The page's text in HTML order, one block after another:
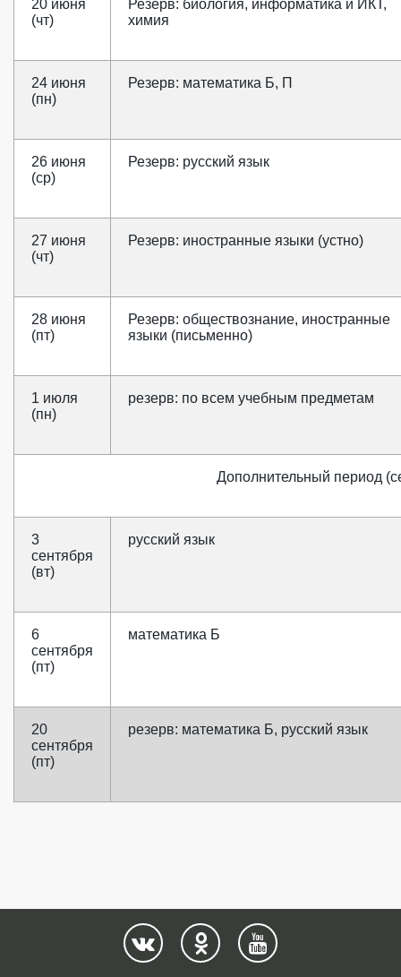
20 июня
(чт)
Резерв: биология, информатика и ИКТ,
химия
24 июня
(пн)
Резерв: математика Б, П
26 июня
(ср)
Резерв: русский язык
27 июня
(чт)
Резерв: иностранные языки (устно)
28 июня
(пт)
Резерв: обществознание, иностранные
языки (письменно)
1 июля
(пн)
резерв: по всем учебным предметам
Дополнительный период
3
сентября
(вт)
русский язык
6
сентября
(пт)
математика Б
20
сентября
(пт)
резерв: математика Б, русский язык